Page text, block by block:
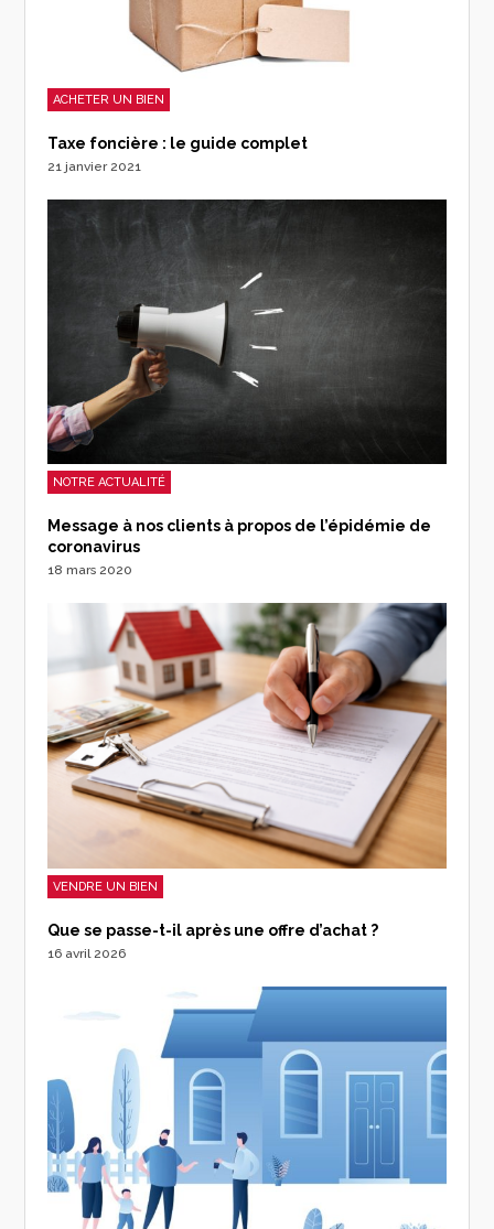
ACHETER UN BIEN
Taxe foncière : le guide complet
21 janvier 2021
NOTRE ACTUALITÉ
Message à nos clients à propos de l’épidémie de
coronavirus
18 mars 2020
VENDRE UN BIEN
Que se passe-t-il après une offre d’achat ?
16 avril 2026